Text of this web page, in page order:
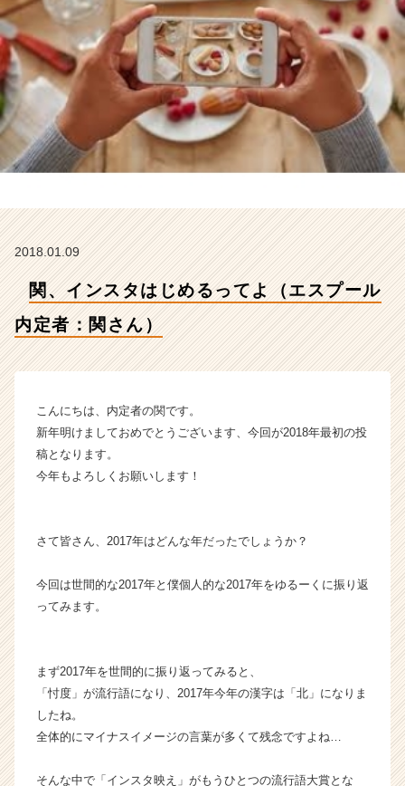
者：
関
さ
ん）
【株
式
会
社
エ
イ
ラ
ン】
ベ
ン
ー・
企
か
ト
が
く
2018.01.09
関、インスタはじめるってよ（エスプール
内定者：関さん）
こんにちは、内定者の関です。
新年明けましておめでとうございます、今回が2018年最初の投
稿となります。
今年もよろしくお願いします！
さて皆さん、2017年はどんな年だったでしょうか？
今回は世間的な2017年と僕個人的な2017年をゆるーくに振り返
ってみます。
まず2017年を世間的に振り返ってみると、
「忖度」が流行語になり、2017年今年の漢字は「北」になりま
したね。
全体的にマイナスイメージの言葉が多くて残念ですよね…
そんな中で「インスタ映え」がもうひとつの流行語大賞とな